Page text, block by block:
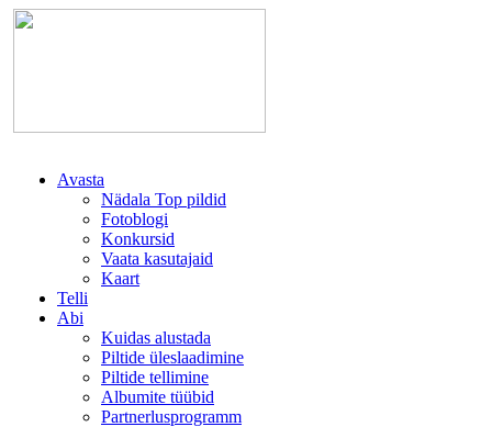
Avasta
Nädala Top pildid
Fotoblogi
Konkursid
Vaata kasutajaid
Kaart
Telli
Abi
Kuidas alustada
Piltide üleslaadimine
Piltide tellimine
Albumite tüübid
Partnerlusprogramm